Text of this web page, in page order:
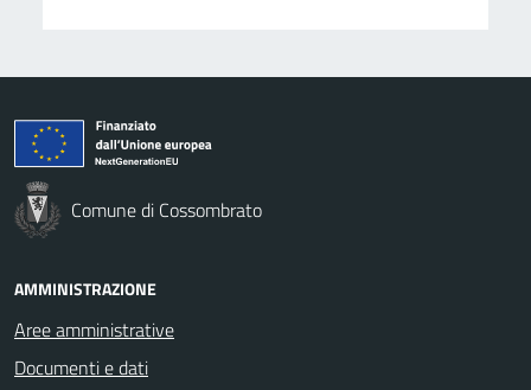
Comune di Cossombrato
AMMINISTRAZIONE
Aree amministrative
Documenti e dati